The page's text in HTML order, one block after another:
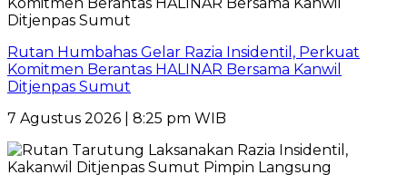
Rutan Humbahas Gelar Razia Insidentil, Perkuat
Komitmen Berantas HALINAR Bersama Kanwil
Ditjenpas Sumut
7 Agustus 2026 | 8:25 pm WIB